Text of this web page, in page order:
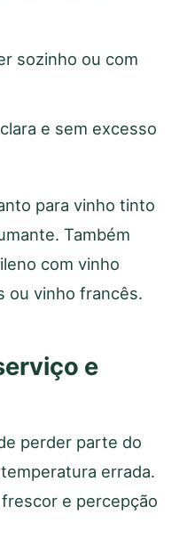
sozinho ou com
e sem excesso
para vinho tinto
Também
com vinho
ou vinho francês.
e
perder parte do
errada.
e percepção